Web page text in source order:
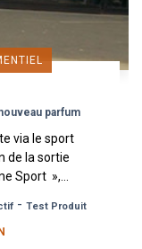
parfum
via le sport
de la sortie
Sport »,...
- Test Produit